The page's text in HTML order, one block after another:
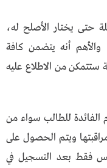
حتى يختار الأصلح له،
والأهم أنه يتضمن كافة
ستتمكن من الاطلاع عليه
الفائدة للطالب سواء من
ويتم الحصول على
فقط بعد التسجيل في